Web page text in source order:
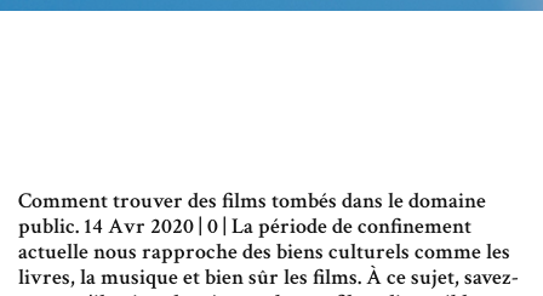
Comment trouver des films tombés dans le domaine
public. 14 Avr 2020 | 0 | La période de confinement
actuelle nous rapproche des biens culturels comme les
livres, la musique et bien sûr les films. À ce sujet, savez-